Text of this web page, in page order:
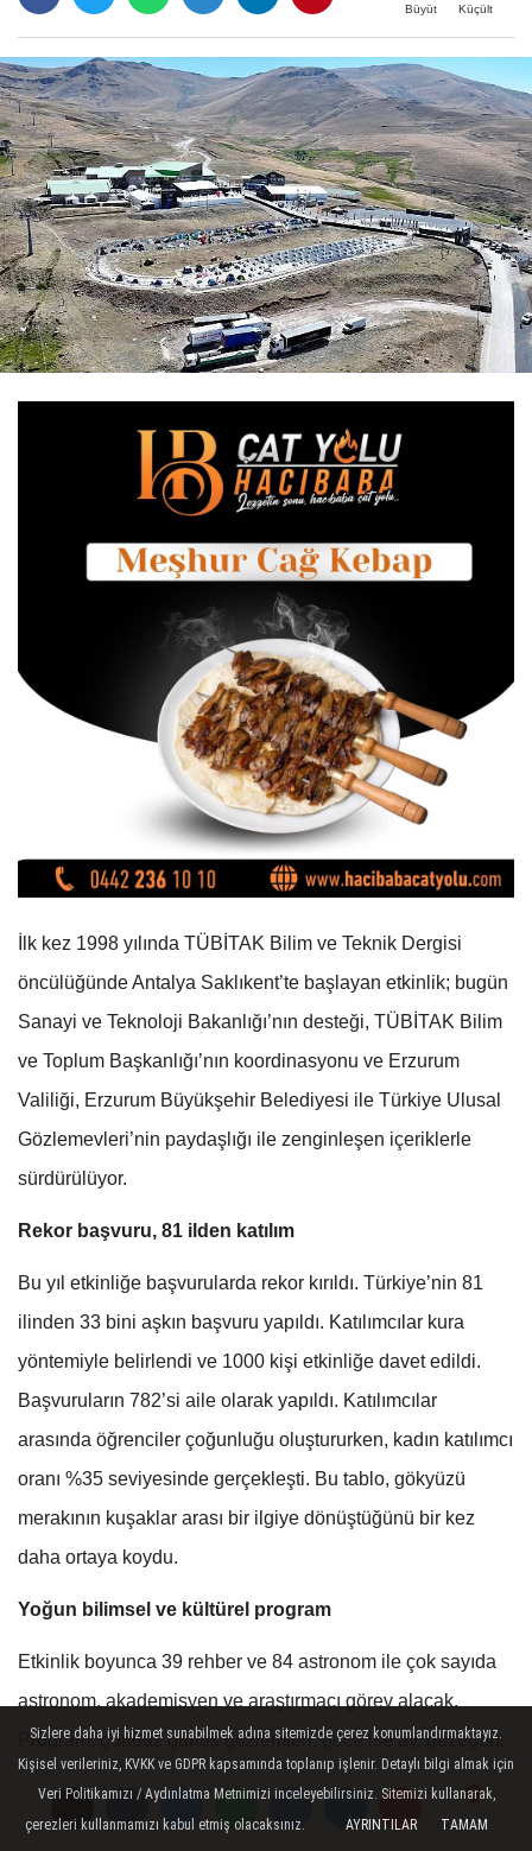
Yorumlar
Yorumlar
Yorumlar
Büyüt Küçült
İlk kez 1998 yılında TÜBİTAK Bilim ve Teknik Dergisi
öncülüğünde Antalya Saklıkent’te başlayan etkinlik; bugün
Sanayi ve Teknoloji Bakanlığı’nın desteği, TÜBİTAK Bilim
ve Toplum Başkanlığı’nın koordinasyonu ve Erzurum
Valiliği, Erzurum Büyükşehir Belediyesi ile Türkiye Ulusal
Gözlemevleri’nin paydaşlığı ile zenginleşen içeriklerle
sürdürülüyor.
Rekor başvuru, 81 ilden katılım
Bu yıl etkinliğe başvurularda rekor kırıldı. Türkiye’nin 81
ilinden 33 bini aşkın başvuru yapıldı. Katılımcılar kura
yöntemiyle belirlendi ve 1000 kişi etkinliğe davet edildi.
Başvuruların 782’si aile olarak yapıldı. Katılımcılar
arasında öğrenciler çoğunluğu oluştururken, kadın katılımcı
oranı %35 seviyesinde gerçekleşti. Bu tablo, gökyüzü
merakının kuşaklar arası bir ilgiye dönüştüğünü bir kez
daha ortaya koydu.
Yoğun bilimsel ve kültürel program
Etkinlik boyunca 39 rehber ve 84 astronom ile çok sayıda
astronom, akademisyen ve araştırmacı görev alacak.
Program; gündüz güneş gözlemleri, gece ise ay, gezegen,
yıldız ve bulutsu gözlemleri, alanında uzman isimlerle
seminerler, paneller ve söyleşiler, bilim şovları, atölye
Sizlere daha iyi hizmet sunabilmek adına sitemizde çerez konumlandırmaktayız.
Kişisel verileriniz, KVKK ve GDPR kapsamında toplanıp işlenir. Detaylı bilgi almak için
Veri Politikamızı / Aydınlatma Metnimizi inceleyebilirsiniz. Sitemizi kullanarak,
çerezleri kullanmamızı kabul etmiş olacaksınız.
AYRINTILAR TAMAM